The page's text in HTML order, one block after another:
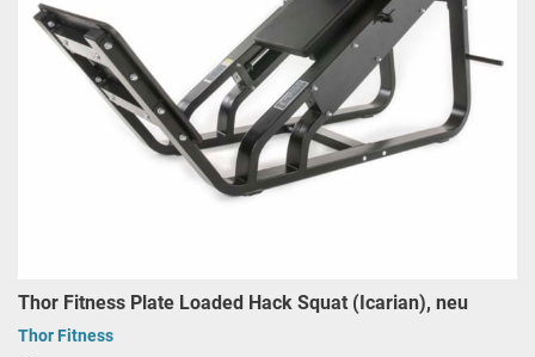
Thor Fitness Plate Loaded Hack Squat (Icarian), neu
Thor Fitness